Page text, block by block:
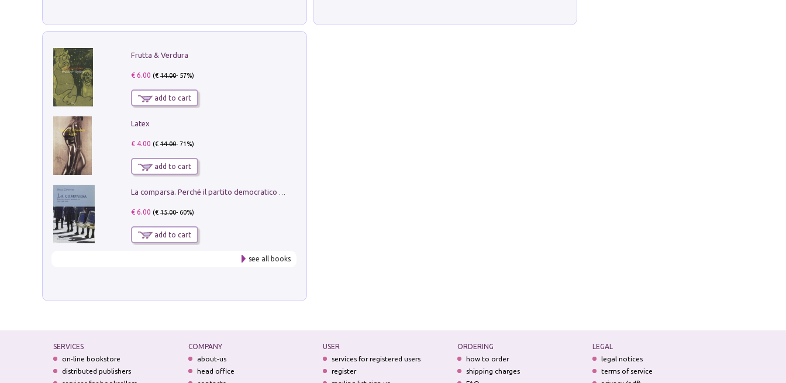
Frutta & Verdura
€ 6.00 (€14.00- 57%)
add to cart
Latex
€ 4.00 (€14.00- 71%)
add to cart
€ 6.00 (€15.00- 60%)
add to cart
see all books
SERVICES
on-line bookstore
distributed publishers
COMPANY
about-us
head office
USER
services for registered users
register
ORDERING
how to order
shipping charges
LEGAL
legal notices
terms of service